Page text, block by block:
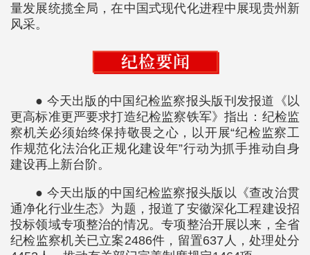
量发展统揽全局，在中国式现代化进程中展现贵州新
风采。
● 今天出版的中国纪检监察报头版刊发报道《以
更高标准更严要求打造纪检监察铁军》指出：纪检监
察机关必须始终保持敬畏之心，以开展“纪检监察工
作规范化法治化正规化建设年”行动为抓手推动自身
建设再上新台阶。
● 今天出版的中国纪检监察报头版以《查改治贯
通净化行业生态》为题，报道了安徽深化工程建设招
投标领域专项整治的情况。专项整治开展以来，全省
纪检监察机关已立案2486件，留置637人，处理处分